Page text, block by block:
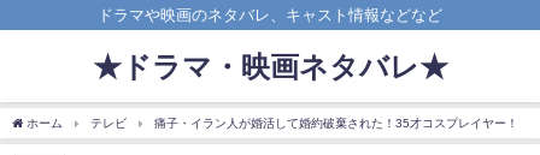
ドラマや映画のネタバレ、キャスト情報などなど
★ドラマ・映画ネタバレ★
ホーム テレビ 痛子・イラン人が婚活して婚約破棄された！35才コスプレイヤー！